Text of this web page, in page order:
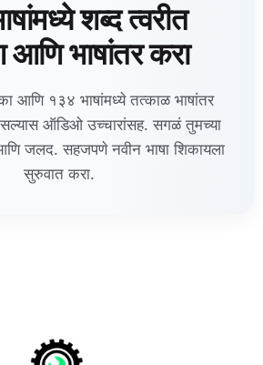
शब्द त्वरीत
भाषांतर करा
आणि १३४ भाषांमध्ये तत्काळ भाषांतर
ऑडिओ उच्चारांसह. सगळं तुमच्या
जलद. सहजपणे नवीन भाषा शिकायला
सुरुवात करा.